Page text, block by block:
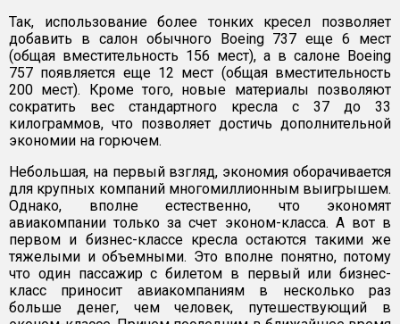
Так, использование более тонких кресел позволяет
добавить в салон обычного Boeing 737 еще 6 мест
(общая вместительность 156 мест), а в салоне Boeing
757 появляется еще 12 мест (общая вместительность
200 мест). Кроме того, новые материалы позволяют
сократить вес стандартного кресла с 37 до 33
килограммов, что позволяет достичь дополнительной
экономии на горючем.
Небольшая, на первый взгляд, экономия оборачивается
для крупных компаний многомиллионным выигрышем.
Однако, вполне естественно, что экономят
авиакомпании только за счет эконом-класса. А вот в
первом и бизнес-классе кресла остаются такими же
тяжелыми и объемными. Это вполне понятно, потому
что один пассажир с билетом в первый или бизнес-
класс приносит авиакомпаниям в несколько раз
больше денег, чем человек, путешествующий в